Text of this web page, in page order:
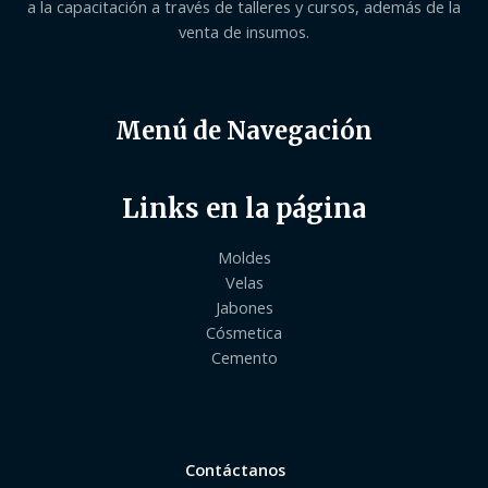
a la capacitación a través de talleres y cursos, además de la
venta de insumos.
Menú de Navegación
Links en la página
Moldes
Velas
Jabones
Cósmetica
Cemento
Contáctanos